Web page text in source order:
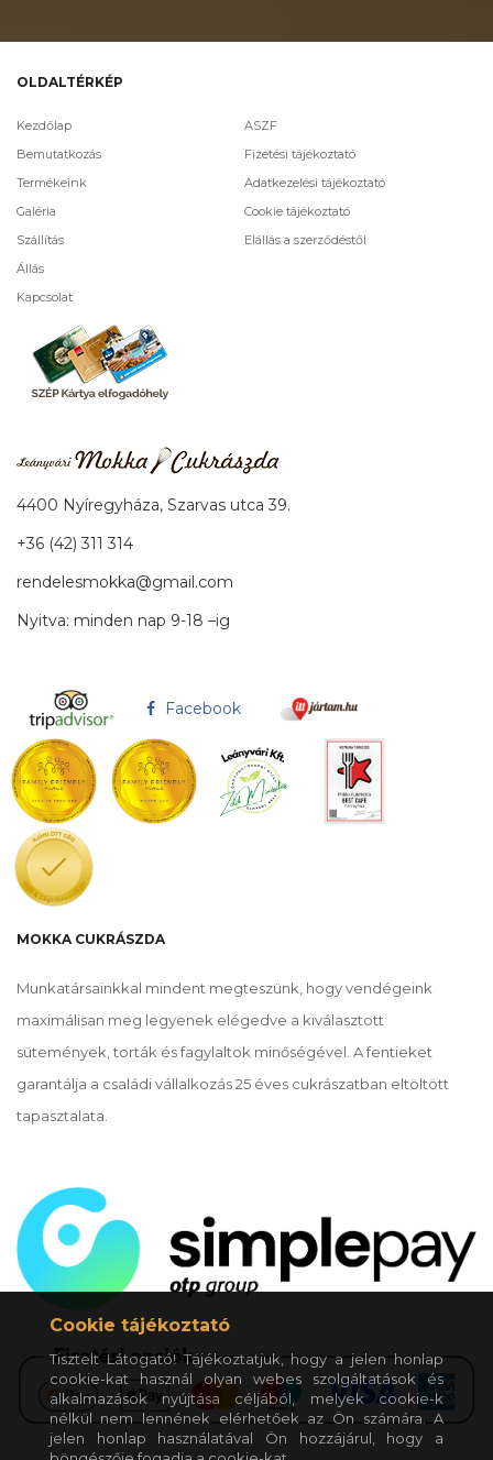
OLDALTÉRKÉP
Kezdőlap
Bemutatkozás
Termékeink
Galéria
Szállítás
Állás
Kapcsolat
ASZF
Fizetési tájékoztató
Adatkezelési tájékoztató
Cookie tájékoztató
Elállás a szerződéstől
4400 Nyíregyháza, Szarvas utca 39.
+36 (42) 311 314
rendelesmokka@gmail.com
Nyitva: minden nap 9-18 –ig
Facebook
MOKKA CUKRÁSZDA
Munkatársainkkal mindent megteszünk, hogy vendégeink
maximálisan meg legyenek elégedve a kiválasztott
sütemények, torták és fagylaltok minőségével. A fentieket
garantálja a családi vállalkozás 25 éves cukrászatban eltöltött
tapasztalata.
Cookie tájékoztató
Tisztelt Látogató! Tájékoztatjuk, hogy a jelen honlap
cookie-kat használ olyan webes szolgáltatások és
alkalmazások nyújtása céljából, melyek cookie-k
nélkül nem lennének elérhetőek az Ön számára. A
jelen honlap használatával Ön hozzájárul, hogy a